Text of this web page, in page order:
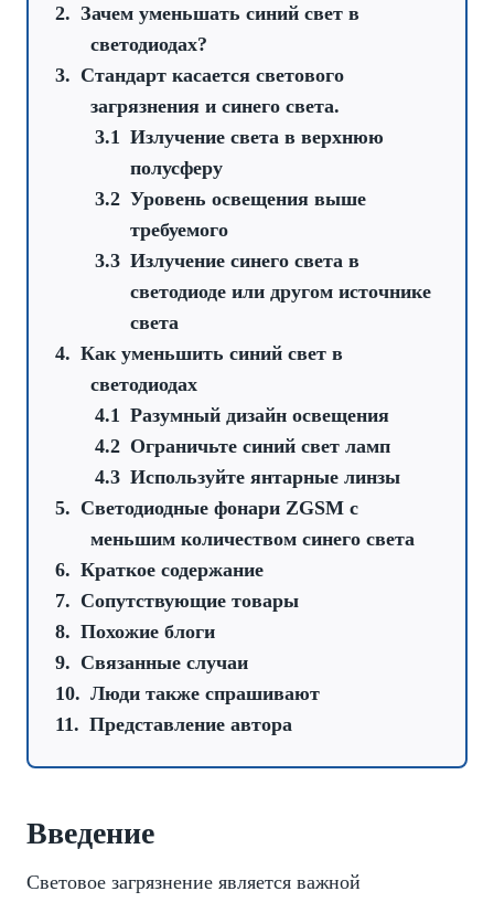
Зачем уменьшать синий свет в
светодиодах?
Стандарт касается светового
загрязнения и синего света.
Излучение света в верхнюю
полусферу
Уровень освещения выше
требуемого
Излучение синего света в
светодиоде или другом источнике
света
Как уменьшить синий свет в
светодиодах
Разумный дизайн освещения
Ограничьте синий свет ламп
Используйте янтарные линзы
Светодиодные фонари ZGSM с
меньшим количеством синего света
Краткое содержание
Сопутствующие товары
Похожие блоги
Связанные случаи
Люди также спрашивают
Представление автора
Введение
Световое загрязнение является важной